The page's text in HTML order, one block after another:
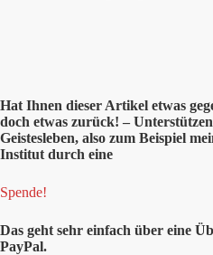
Hat Ihnen dieser Artikel etwas
doch etwas zurück! –
Geistesleben, also zum Beispiel
Institut durch eine
Spende!
Das geht sehr einfach über eine
PayPal.